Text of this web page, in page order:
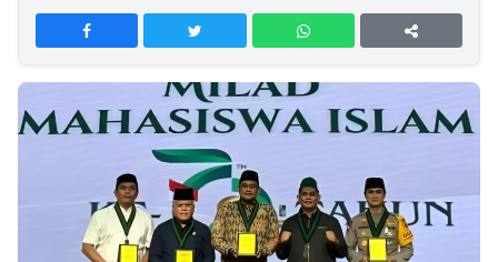
PT
TREETAN
INDONESIA
Dinamikapost.com
Seedbacklink